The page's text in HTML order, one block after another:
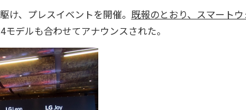
け、プレスイベントを開催。 既報のとおり、スマートウ
デルも合わせてアナウンスされた。